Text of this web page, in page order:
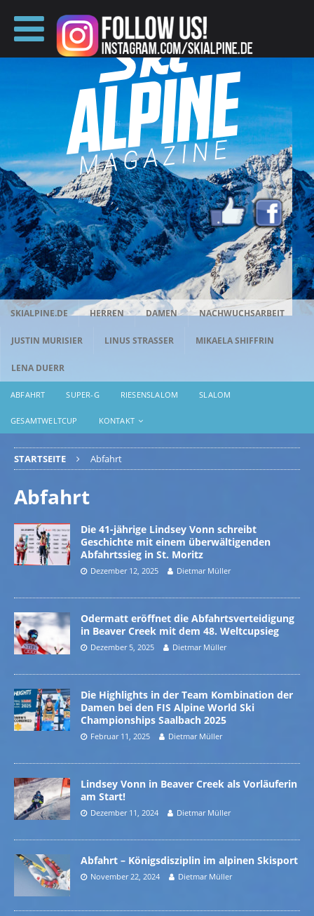
SKIALPINE.DE HERREN DAMEN NACHWUCHSARBEIT
JUSTIN MURISIER LINUS STRASSER MIKAELA SHIFFRIN
LENA DUERR
ABFAHRT SUPER-G RIESENSLALOM SLALOM
GESAMTWELTCUP KONTAKT
STARTSEITE Abfahrt
Abfahrt
Die 41-jährige Lindsey Vonn schreibt
Geschichte mit einem überwältigenden
Abfahrtssieg in St. Moritz
Dezember 12, 2025 Dietmar Müller
Odermatt eröffnet die Abfahrtsverteidigung
in Beaver Creek mit dem 48. Weltcupsieg
Dezember 5, 2025 Dietmar Müller
Die Highlights in der Team Kombination der
Damen bei den FIS Alpine World Ski
Championships Saalbach 2025
Februar 11, 2025 Dietmar Müller
Lindsey Vonn in Beaver Creek als Vorläuferin
am Start!
Dezember 11, 2024 Dietmar Müller
Abfahrt – Königsdisziplin im alpinen Skisport
November 22, 2024 Dietmar Müller